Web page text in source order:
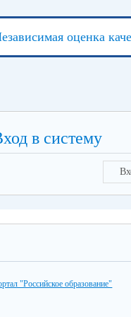
оценка
в систему
"Российское образование"